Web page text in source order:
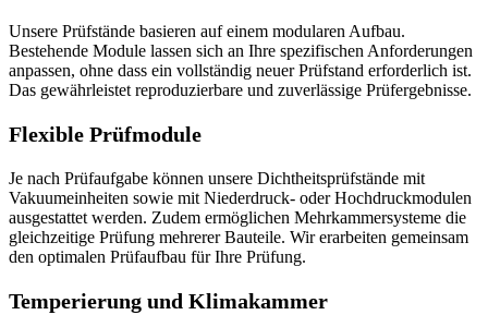
Unsere Prüfstände basieren auf einem modularen Aufbau.
Bestehende Module lassen sich an Ihre spezifischen Anforderungen
anpassen, ohne dass ein vollständig neuer Prüfstand erforderlich ist.
Das gewährleistet reproduzierbare und zuverlässige Prüfergebnisse.
Flexible Prüfmodule
Je nach Prüfaufgabe können unsere Dichtheitsprüfstände mit
Vakuumeinheiten sowie mit Niederdruck- oder Hochdruckmodulen
ausgestattet werden. Zudem ermöglichen Mehrkammersysteme die
gleichzeitige Prüfung mehrerer Bauteile. Wir erarbeiten gemeinsam
den optimalen Prüfaufbau für Ihre Prüfung.
Temperierung und Klimakammer